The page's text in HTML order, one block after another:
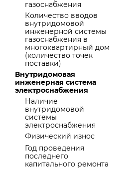
газоснабжения
Количество вводов
внутридомовой
инженерной системы
газоснабжения в
многоквартирный дом
(количество точек
поставки)
Внутридомовая
инженерная система
электроснабжения
Наличие
внутридомовой
системы
электроснабжения
Физический износ
Год проведения
последнего
капитального ремонта